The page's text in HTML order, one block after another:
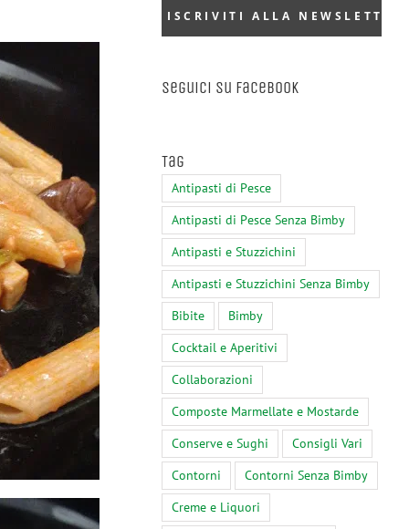
Seguici su Facebook
Tag
Antipasti di Pesce
Antipasti di Pesce Senza Bimby
Antipasti e Stuzzichini
Antipasti e Stuzzichini Senza Bimby
Bibite
Bimby
Cocktail e Aperitivi
Collaborazioni
Composte Marmellate e Mostarde
Conserve e Sughi
Consigli Vari
Contorni
Contorni Senza Bimby
Creme e Liquori